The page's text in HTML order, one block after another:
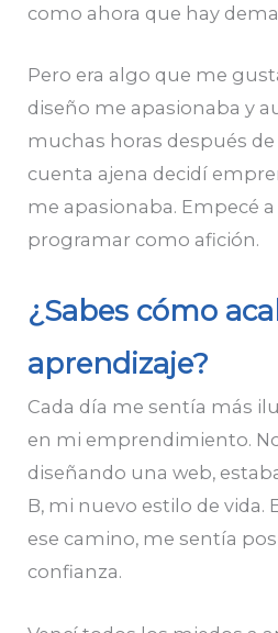
como ahora que hay
Pero era algo que me
diseño me apasionaba y
muchas horas después
cuenta ajena decidí
me apasionaba. Empecé a
programar como afición.
¿Sabes cómo
aprendizaje?
Cada día me sentía más
en mi emprendimiento.
diseñando una web,
B, mi nuevo estilo de vida.
ese camino, me sentía
confianza.